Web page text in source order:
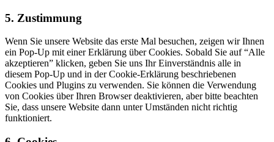
5. Zustimmung
Wenn Sie unsere Website das erste Mal besuchen, zeigen wir Ihnen
ein Pop-Up mit einer Erklärung über Cookies. Sobald Sie auf “Alle
akzeptieren” klicken, geben Sie uns Ihr Einverständnis alle in
diesem Pop-Up und in der Cookie-Erklärung beschriebenen
Cookies und Plugins zu verwenden. Sie können die Verwendung
von Cookies über Ihren Browser deaktivieren, aber bitte beachten
Sie, dass unsere Website dann unter Umständen nicht richtig
funktioniert.